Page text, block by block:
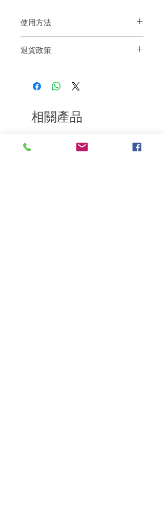
使用方法
分泡沫後,塗於頭皮及頭髮,輕輕按摩,之後
退貨政策
到我們的產品後的前7天內通過電子郵件
相關產品
深層修復